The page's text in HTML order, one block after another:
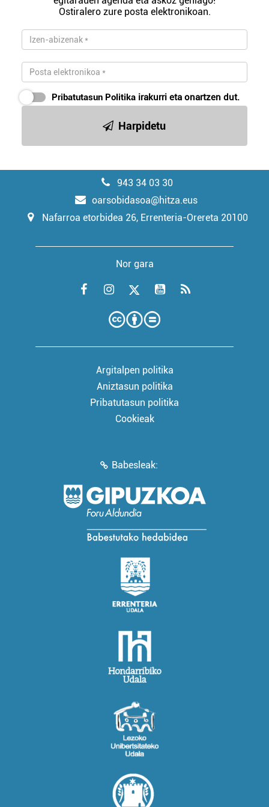
Ostiralero zure posta elektronikoan.
Pribatutasun Politika irakurri eta onartzen dut.
Harpidetu
943 34 03 30
oarsobidasoa@hitza.eus
Nafarroa etorbidea 26, Errenteria-Orereta 20100
Nor gara
Argitalpen politika
Aniztasun politika
Pribatutasun politika
Cookieak
Babesleak: